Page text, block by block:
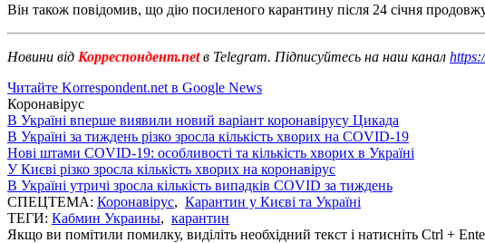
Він також повідомив, що дію посиленого карантину після 24 січня
Новини від Корреспондент.netв Telegram. Підписуйтесь на наш канал
Читайте Korrespondent.net в Google News
Коронавірус
В Україні вперше виявили новий варіант коронавірусу Цикада
В Україні за тиждень різко зросла кількість хворих на COVID-19
Нові штами COVID-19: особливості та кількість хворих в Україні
У Києві різко зросла кількість хворих на коронавірус
В Україні утричі зросла кількість випадків COVID за тиждень
СПЕЦТЕМА: Коронавірус, Карантин у Києві та Україні
ТЕГИ: Кабмин Украины, карантин
Якщо ви помітили помилку, виділіть необхідний текст і натисніть Ctrl +